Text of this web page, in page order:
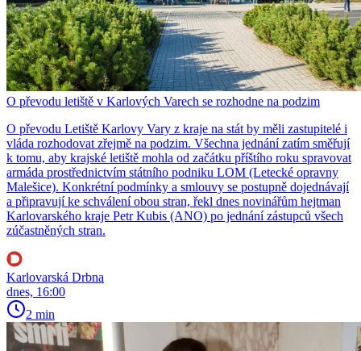
O převodu letiště v Karlových Varech se rozhodne na podzim
O převodu Letiště Karlovy Vary z kraje na stát by měli zastupitelé i
vláda rozhodovat zřejmě na podzim. Všechna jednání zatím směřují
k tomu, aby krajské letiště mohla od začátku příštího roku spravovat
armáda prostřednictvím státního podniku LOM (Letecké opravny
Malešice). Konkrétní podmínky a smlouvy se postupně dojednávají
a připravují ke schválení obou stran, řekl dnes novinářům hejtman
Karlovarského kraje Petr Kubis (ANO) po jednání zástupců všech
zúčastněných stran.
Karlovarská Drbna
dnes, 16:00
2 min